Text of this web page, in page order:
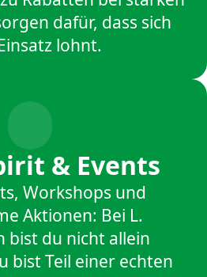
dafür, dass sich
lohnt.
& Events
Workshops und
Aktionen: Bei L.
bist du nicht allein
bist Teil einer echten